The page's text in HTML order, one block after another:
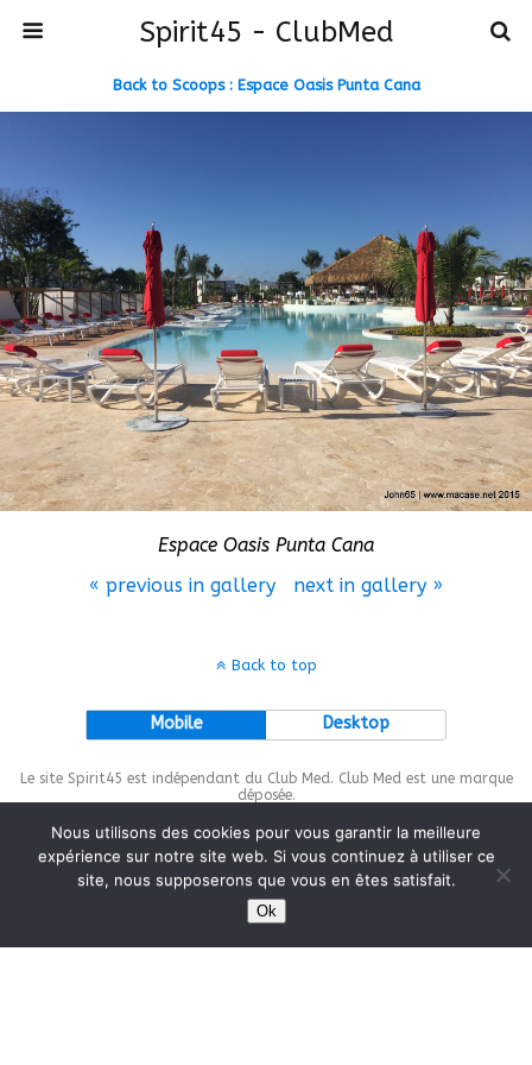
Spirit45 - ClubMed
Back to Scoops : Espace Oasis Punta Cana
Espace Oasis Punta Cana
« previous in gallery
next in gallery »
Back to top
Mobile Desktop
Le site Spirit45 est indépendant du Club Med. Club Med est une marque
déposée.
This site is protected bywp-copyrightpro.com
Nous utilisons des cookies pour vous garantir la meilleure
expérience sur notre site web. Si vous continuez à utiliser ce
site, nous supposerons que vous en êtes satisfait.
Ok